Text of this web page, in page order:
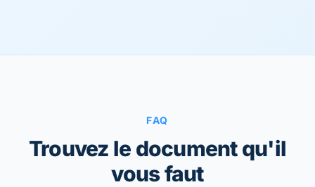
FAQ
Trouvez le document qu'il
vous faut